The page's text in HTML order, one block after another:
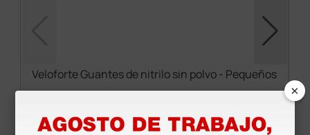
Veloforte Guantes de nitrilo sin polvo - Pequeños
7,35 €8,65 €
×